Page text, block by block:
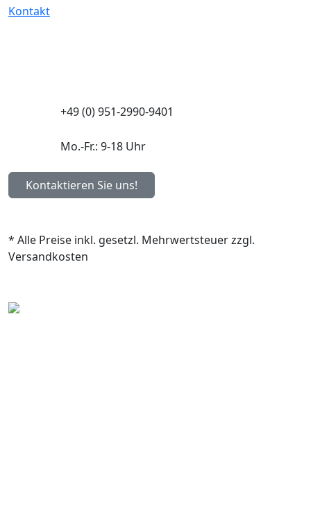
+49 (0) 951-2990-9401
Mo.-Fr.: 9-18 Uhr
Kontaktieren Sie uns!
Kontakt
* Alle Preise inkl. gesetzl. Mehrwertsteuer zzgl.
Versandkosten